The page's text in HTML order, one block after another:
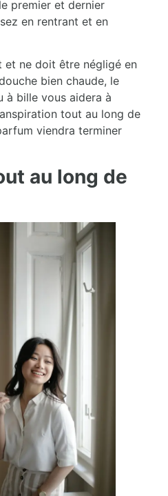
premier et dernier
en rentrant et en
et ne doit être négligé en
bien chaude, le
à bille vous aidera à
tout au long de
viendra terminer
au long de